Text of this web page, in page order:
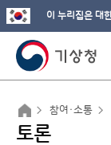
이 누리집은 대
참여·소통
토론